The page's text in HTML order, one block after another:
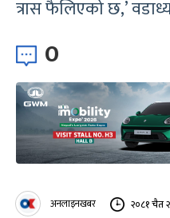
त्रास फैलिएको छ,’
0
अनलाइनखबर २०८१ चैत